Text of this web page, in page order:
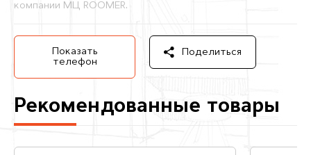
компании МЦ ROOMER.
Показать
телефон
Поделиться
Рекомендованные товары